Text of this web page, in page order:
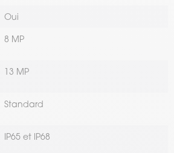
Oui
8 MP
13 MP
Standard
IP65 et IP68